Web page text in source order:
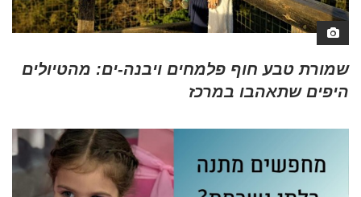
שמורת טבע חוף פלמחים ויבנה-ים: מהטיולים
היפים שתאהבו במרכז